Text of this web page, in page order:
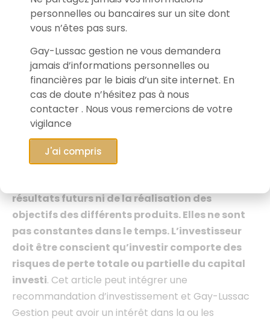
ou de vente des titres ou fonds mentionnés. Les
données, informations, performances et
appréciations formulées reflètent l’opinion de Gay-
Lussac Gestion à la date de publication et sont
susceptibles d’être révisées ultérieurement. Cet
article, établit par les équipes de Gay-Lussac
Gestion, fournit une information sur les marchés
financiers et leurs acteurs. Gay-Lussac Gestion
détient des positions dans la valeur présentée pour
1,80% de l’actif du FCP Gay-Lussac Microcaps
Europe au 31/05/2023.
résultats futurs ni de la réalisation des
objectifs des différents produits.Elles ne sont
pas constantes dans le temps. L’investisseur
doit être conscient qu’investir comporte des
risques de perte totale ou partielle du capital
investi. Cet article peut intégrer une
recommandation d’investissement et Gay-Lussac
Gestion peut avoir un intérêt dans la ou les
personnelles ou bancaires sur un site dont
vous n’êtes pas surs.
Gay-Lussac gestion ne vous demandera
jamais d’informations personnelles ou
financières par le biais d’un site internet. En
cas de doute n’hésitez pas à nous
contacter . Nous vous remercions de votre
vigilance
J'ai compris